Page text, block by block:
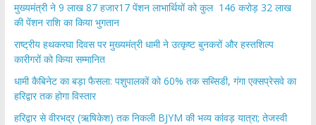
मुख्यमंत्री ने 9 लाख 87 हजार17 पेंशन लाभार्थियों को कुल 146 करोड़ 32 लाख
की पेंशन राशि का किया भुगतान
राष्ट्रीय हथकरघा दिवस पर मुख्यमंत्री धामी ने उत्कृष्ट बुनकरों और हस्तशिल्प
कारीगरों को किया सम्मानित
​धामी कैबिनेट का बड़ा फैसला: पशुपालकों को 60% तक सब्सिडी, गंगा एक्सप्रेसवे का
हरिद्वार तक होगा विस्तार
​हरिद्वार से वीरभद्र (ऋषिकेश) तक निकली BJYM की भव्य कांवड़ यात्रा; तेजस्वी